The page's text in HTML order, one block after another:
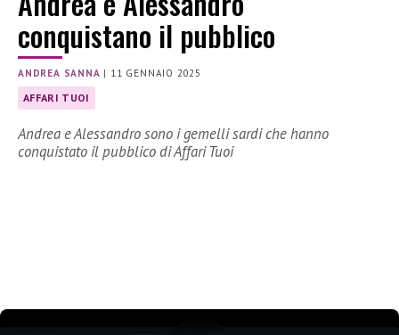
conquistano il pubblico
ANDREA SANNA | 11 GENNAIO 2025
AFFARI TUOI
Andrea e Alessandro sono i gemelli sardi che hanno
conquistato il pubblico di Affari Tuoi